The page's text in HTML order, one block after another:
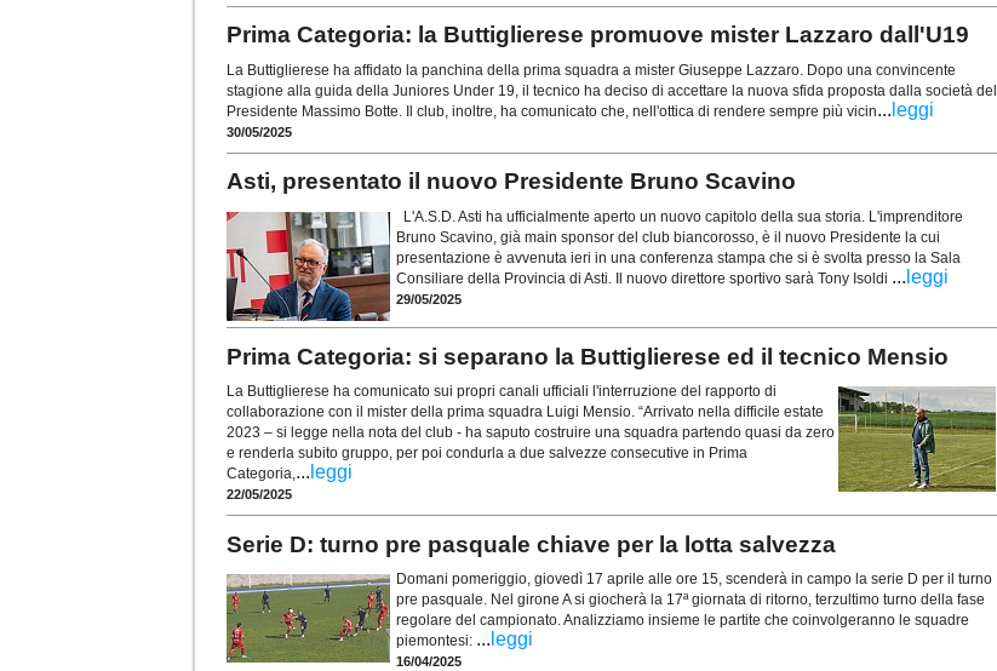
Prima Categoria: la Buttiglierese promuove mister Lazzaro dall'U19
La Buttiglierese ha affidato la panchina della prima squadra a mister Giuseppe Lazzaro. Dopo una convincente
stagione alla guida della Juniores Under 19, il tecnico ha deciso di accettare la nuova sfida proposta dalla società del
Presidente Massimo Botte. Il club, inoltre, ha comunicato che, nell'ottica di rendere sempre più vicin... leggi
30/05/2025
Asti, presentato il nuovo Presidente Bruno Scavino
L'A.S.D. Asti ha ufficialmente aperto un nuovo capitolo della sua storia. L'imprenditore
Bruno Scavino, già main sponsor del club biancorosso, è il nuovo Presidente la cui
presentazione è avvenuta ieri in una conferenza stampa che si è svolta presso la Sala
Consiliare della Provincia di Asti. Il nuovo direttore sportivo sarà Tony Isoldi ... leggi
29/05/2025
Prima Categoria: si separano la Buttiglierese ed il tecnico Mensio
La Buttiglierese ha comunicato sui propri canali ufficiali l'interruzione del rapporto di
collaborazione con il mister della prima squadra Luigi Mensio. “Arrivato nella difficile estate
2023 – si legge nella nota del club - ha saputo costruire una squadra partendo quasi da zero
e renderla subito gruppo, per poi condurla a due salvezze consecutive in Prima
Categoria,... leggi
22/05/2025
Serie D: turno pre pasquale chiave per la lotta salvezza
Domani pomeriggio, giovedì 17 aprile alle ore 15, scenderà in campo la serie D per il turno
pre pasquale. Nel girone A si giocherà la 17ª giornata di ritorno, terzultimo turno della fase
regolare del campionato. Analizziamo insieme le partite che coinvolgeranno le squadre
piemontesi: ... leggi
16/04/2025